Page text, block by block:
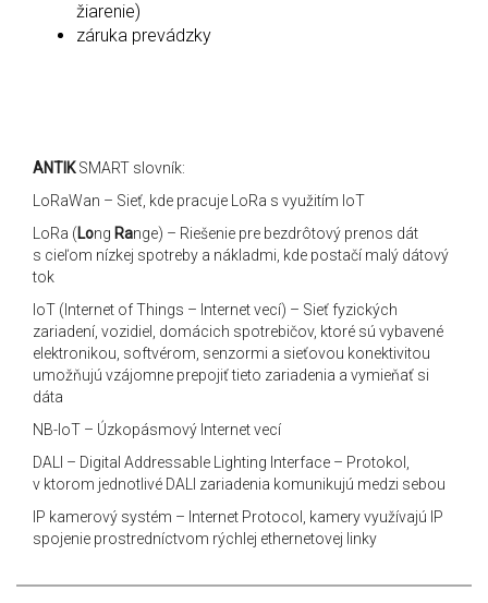
žiarenie)
záruka prevádzky
ANTIKSMART slovník:
LoRaWan – Sieť, kde pracuje LoRa s využitím IoT
LoRa (Long Range) – Riešenie pre bezdrôtový prenos dát
s cieľom nízkej spotreby a nákladmi, kde postačí malý dátový
tok
IoT (Internet of Things – Internet vecí) – Sieť fyzických
zariadení, vozidiel, domácich spotrebičov, ktoré sú vybavené
elektronikou, softvérom, senzormi a sieťovou konektivitou
umožňujú vzájomne prepojiť tieto zariadenia a vymieňať si
dáta
NB-IoT – Úzkopásmový Internet vecí
DALI – Digital Addressable Lighting Interface – Protokol,
v ktorom jednotlivé DALI zariadenia komunikujú medzi sebou
IP kamerový systém – Internet Protocol, kamery využívajú IP
spojenie prostredníctvom rýchlej ethernetovej linky